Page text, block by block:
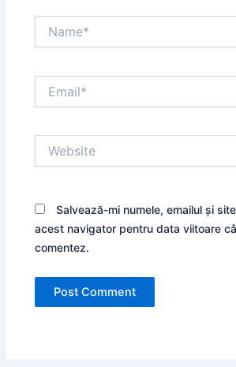
Salvează-mi numele, emailul și
acest navigator pentru data viitoare
comentez.